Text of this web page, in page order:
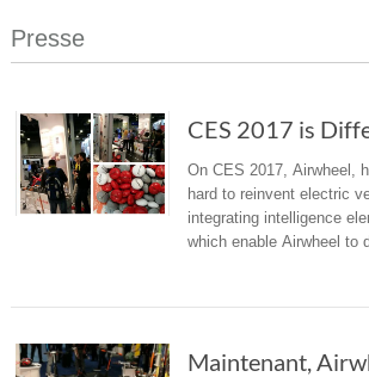
Presse
On CES 2017, Airwheel,
hard to reinvent electric
integrating intelligence
which enable Airwheel to
revolutionary products.